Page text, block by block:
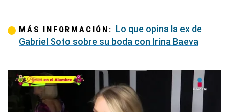
MÁS INFORMACIÓN: Lo que opina la ex de
Gabriel Soto sobre su boda con Irina Baeva